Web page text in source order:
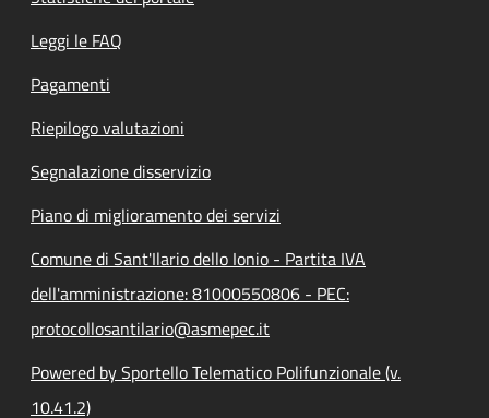
Leggi le FAQ
Pagamenti
Riepilogo valutazioni
Segnalazione disservizio
Piano di miglioramento dei servizi
Comune di Sant'Ilario dello Ionio - Partita IVA
dell'amministrazione: 81000550806 - PEC:
protocollosantilario@asmepec.it
Powered by Sportello Telematico Polifunzionale (v.
10.41.2)